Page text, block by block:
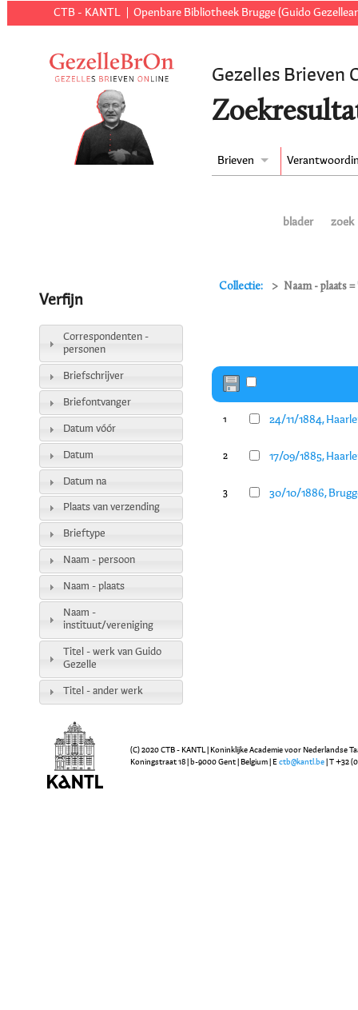
CTB - KANTL Openbare Bibliotheek Brugge (Guido
Gezelles Brieven
Brieven
blader zoek
Collectie: Naam - plaats
1 24/11/1884,
2 17/09/1885,
3 30/10/1886,
Verfijn
Correspondenten -
personen
Briefschrijver
Briefontvanger
Datum vóór
Datum
Datum na
Plaats van verzending
Brieftype
Naam - persoon
Naam - plaats
Naam -
instituut/vereniging
Titel - werk van Guido
Gezelle
Titel - ander werk
(C) 2020 CTB - KANTL | Koninklijke Academie voor Nederlandse
Koningstraat 18 | b-9000 Gent | Belgium | E ctb@kantl.be | T +32